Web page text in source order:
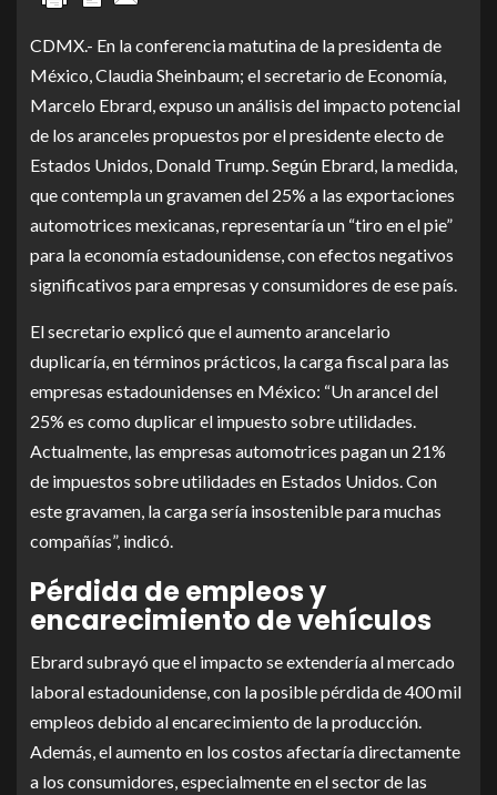
CDMX.- En la conferencia matutina de la presidenta de
México, Claudia Sheinbaum; el secretario de Economía,
Marcelo Ebrard, expuso un análisis del impacto potencial
de los aranceles propuestos por el presidente electo de
Estados Unidos, Donald Trump. Según Ebrard, la medida,
que contempla un gravamen del 25% a las exportaciones
automotrices mexicanas, representaría un “tiro en el pie”
para la economía estadounidense, con efectos negativos
significativos para empresas y consumidores de ese país.
El secretario explicó que el aumento arancelario
duplicaría, en términos prácticos, la carga fiscal para las
empresas estadounidenses en México: “Un arancel del
25% es como duplicar el impuesto sobre utilidades.
Actualmente, las empresas automotrices pagan un 21%
de impuestos sobre utilidades en Estados Unidos. Con
este gravamen, la carga sería insostenible para muchas
compañías”, indicó.
Pérdida de empleos y
encarecimiento de vehículos
Ebrard subrayó que el impacto se extendería al mercado
laboral estadounidense, con la posible pérdida de 400 mil
empleos debido al encarecimiento de la producción.
Además, el aumento en los costos afectaría directamente
a los consumidores, especialmente en el sector de las